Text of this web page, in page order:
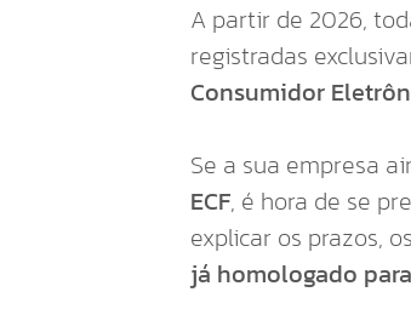
A partir de 2026,
registradas
Consumidor
Se a sua empresa
ECF, é hora de se
explicar os prazos,
já homologado